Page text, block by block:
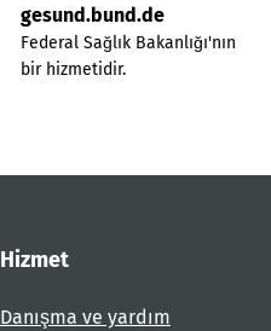
gesund.bund.de
Federal Sağlık Bakanlığı'nın
bir hizmetidir.
Hizmet
Danışma ve yardım